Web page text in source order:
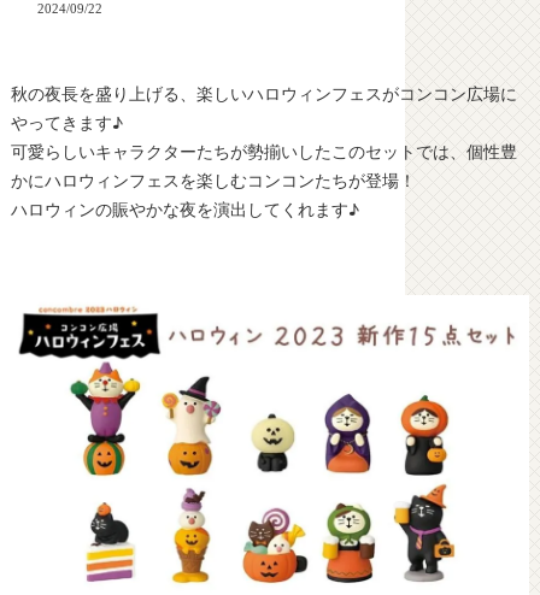
2024/09/22
秋の夜長を盛り上げる、楽しいハロウィンフェスがコンコン広場に
やってきます♪
可愛らしいキャラクターたちが勢揃いしたこのセットでは、個性豊
かにハロウィンフェスを楽しむコンコンたちが登場！
ハロウィンの賑やかな夜を演出してくれます♪